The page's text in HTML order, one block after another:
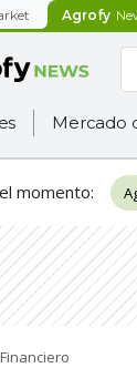
Agrofy
Mercado
momento:
Financiero